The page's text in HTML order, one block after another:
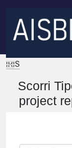
IRIS
Scorri
project